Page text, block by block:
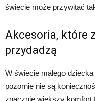
świecie może przywitać
Akcesoria, które
przydadzą
W świecie małego
pozornie nie są